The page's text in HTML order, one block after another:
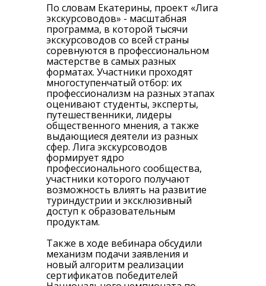
По словам Екатерины, проект «Лига
экскурсоводов» - масштабная
программа, в которой тысячи
экскурсоводов со всей страны
соревнуются в профессиональном
мастерстве в самых разных
форматах. Участники проходят
многоступенчатый отбор: их
профессионализм на разных этапах
оценивают студенты, эксперты,
путешественники, лидеры
общественного мнения, а также
выдающиеся деятели из разных
сфер. Лига экскурсоводов
формирует ядро
профессионального сообщества,
участники которого получают
возможность влиять на развитие
туриндустрии и эксклюзивный
доступ к образовательным
продуктам.
Также в ходе вебинара обсудили
механизм подачи заявления и
новый алгоритм реализации
сертификатов победителей